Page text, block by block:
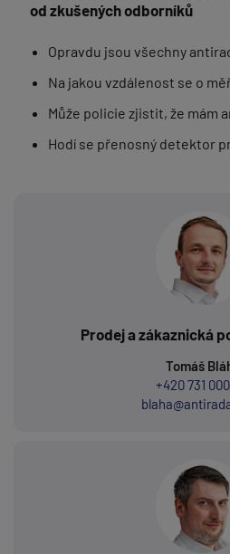
od zkušených odborníků
Opravdu jsou všechny
Na jakou vzdálenost se o
Může policie zjistit, že mám
Hodí se přenosný detektor
Prodej a zákaznická
Tomáš
+420 731